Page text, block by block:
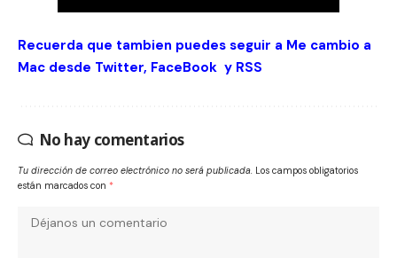
Recuerda que tambien puedes seguir a Me cambio a
Mac desde Twitter, FaceBook y RSS
No hay comentarios
Tu dirección de correo electrónico no será publicada. Los campos obligatorios
están marcados con *